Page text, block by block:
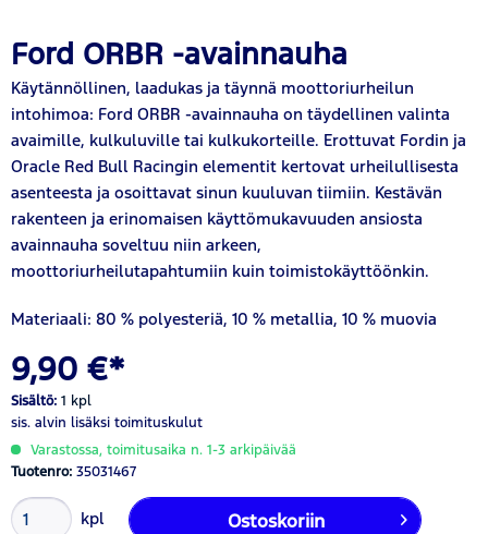
Ford ORBR -avainnauha
Käytännöllinen, laadukas ja täynnä moottoriurheilun
intohimoa: Ford ORBR -avainnauha on täydellinen valinta
avaimille, kulkuluville tai kulkukorteille. Erottuvat Fordin ja
Oracle Red Bull Racingin elementit kertovat urheilullisesta
asenteesta ja osoittavat sinun kuuluvan tiimiin. Kestävän
rakenteen ja erinomaisen käyttömukavuuden ansiosta
avainnauha soveltuu niin arkeen,
moottoriurheilutapahtumiin kuin toimistokäyttöönkin.
Materiaali: 80 % polyesteriä, 10 % metallia, 10 % muovia
9,90 €*
Sisältö: 1 kpl
sis. alvin lisäksi toimituskulut
Varastossa, toimitusaika n. 1-3 arkipäivää
Tuotenro: 35031467
kpl Ostoskoriin